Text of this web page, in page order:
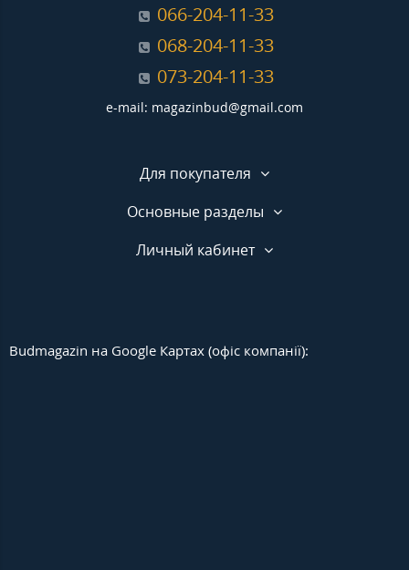
066-204-11-33
068-204-11-33
073-204-11-33
e-mail: magazinbud@gmail.com
Для покупателя
Основные разделы
Личный кабинет
Budmagazin на Google Картах (офіс компанії):